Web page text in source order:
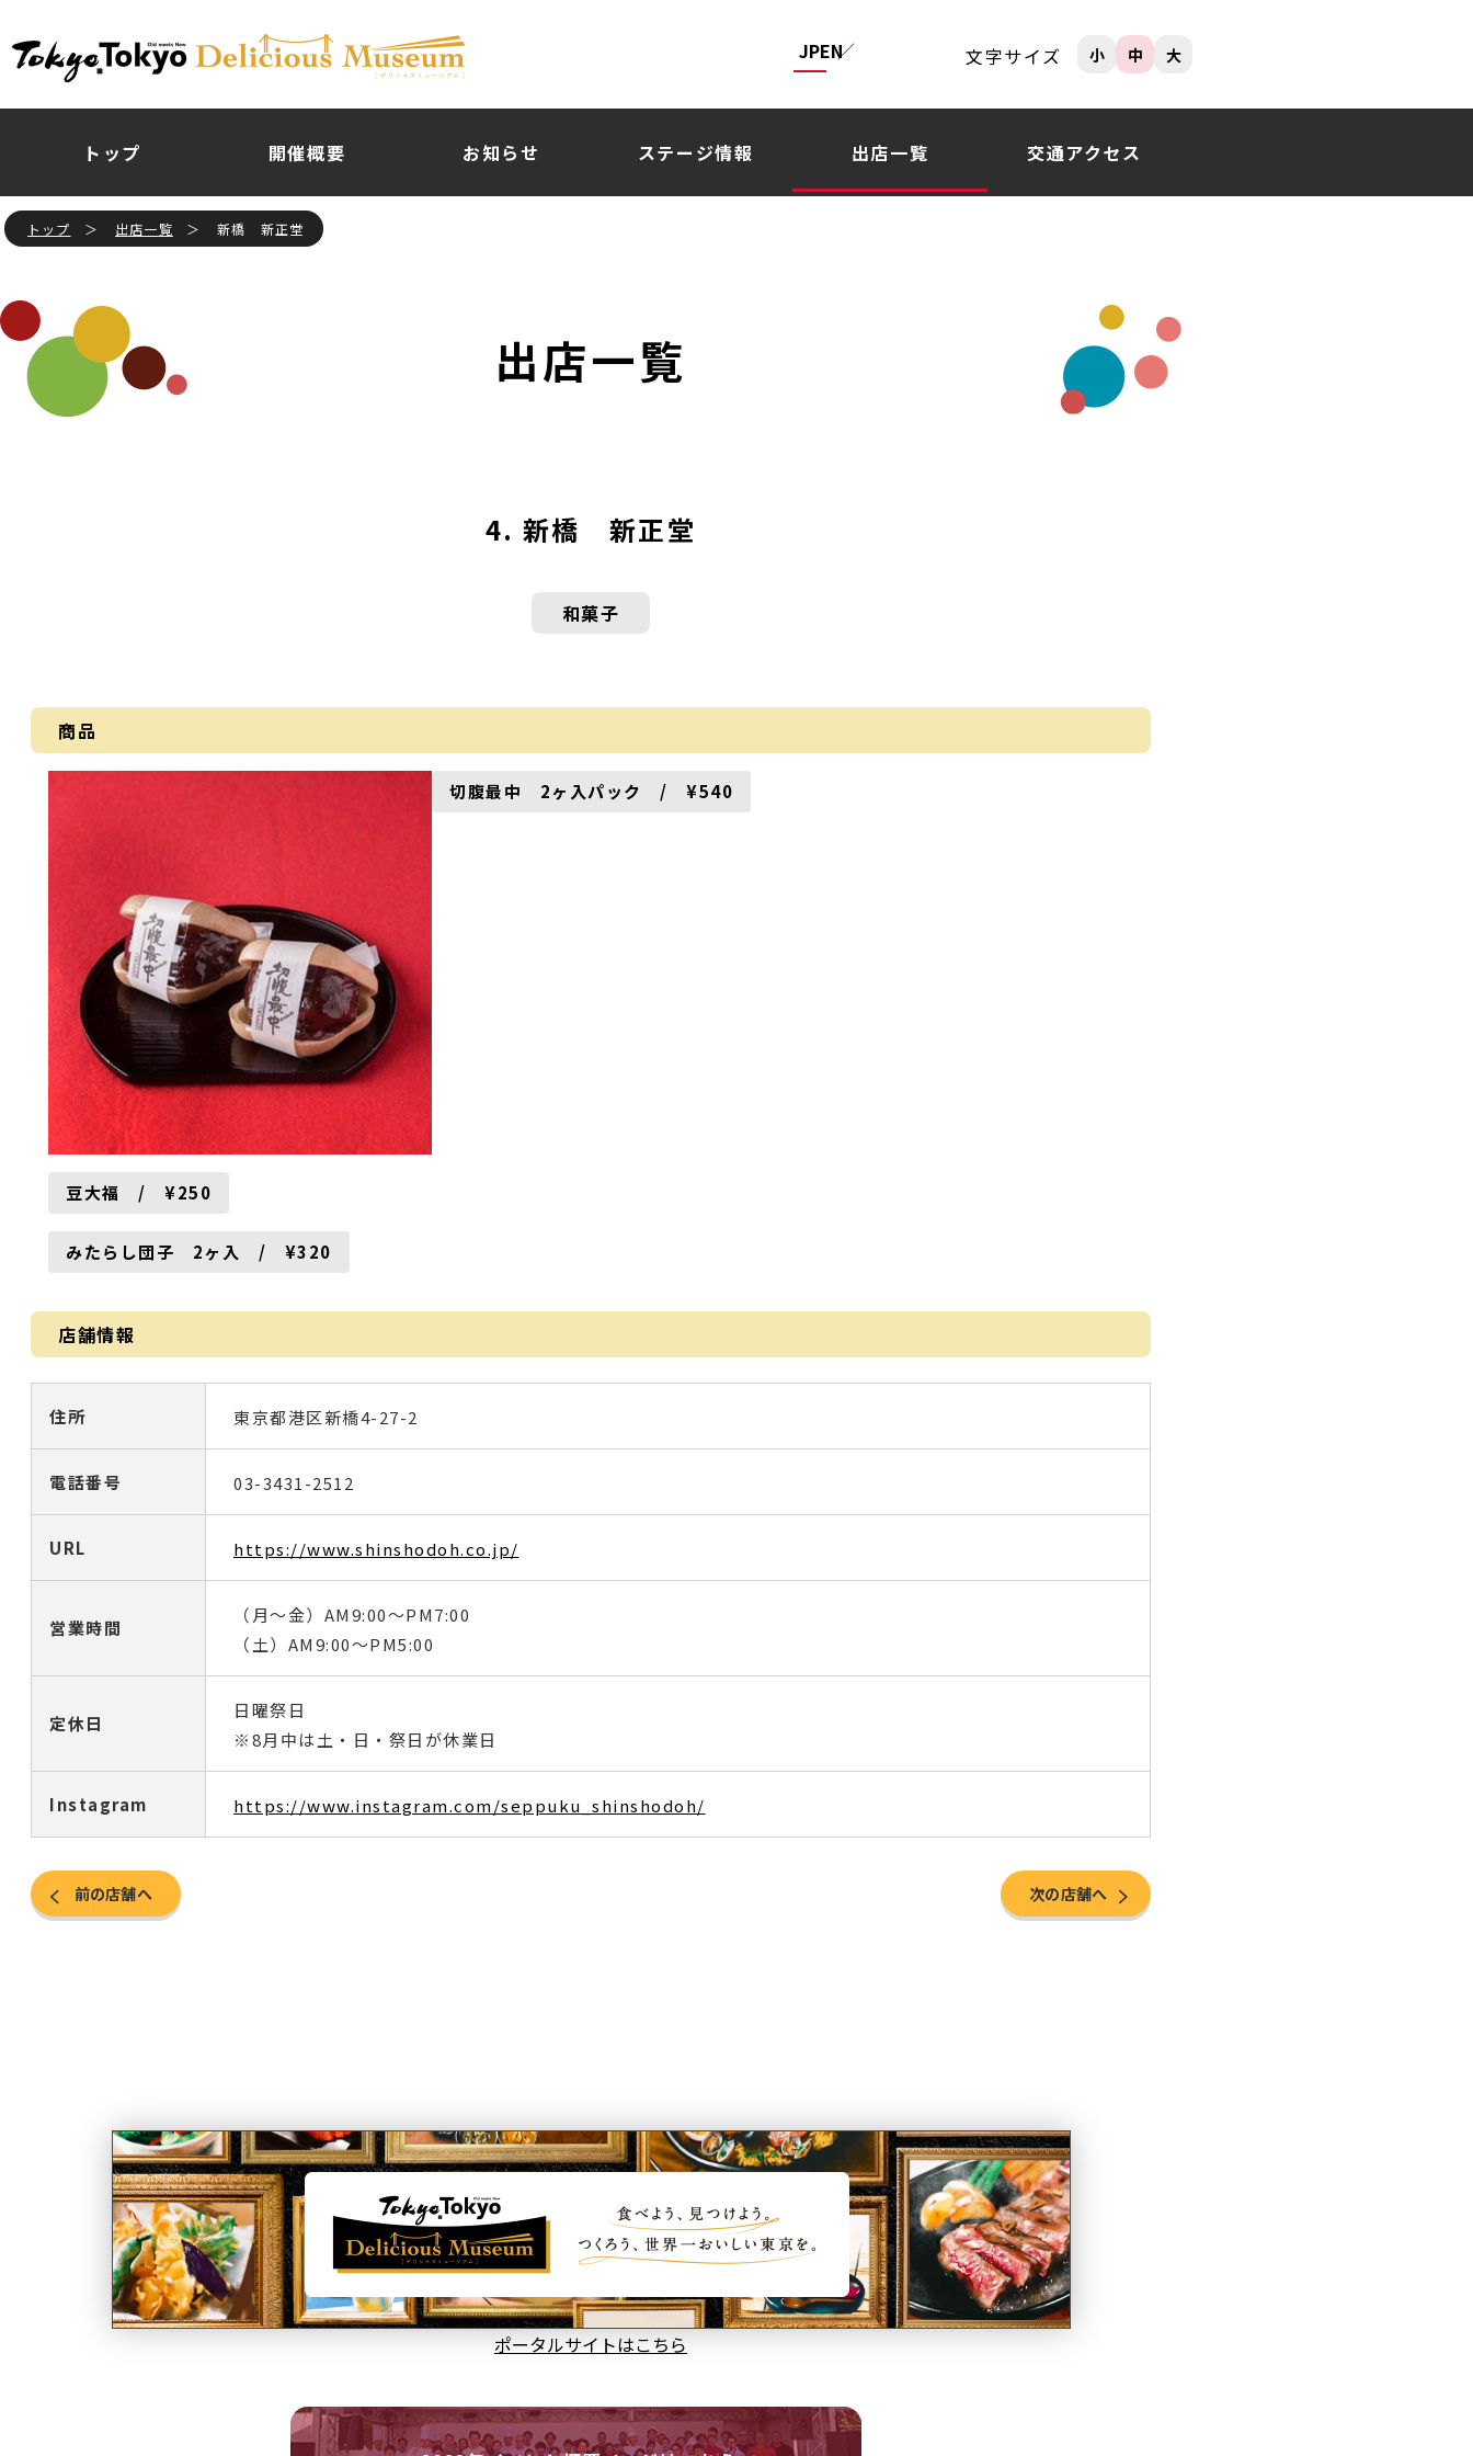
JPEN 文字サイズ 小 中 大
トップ 開催概要 お知らせ ステージ情報 出店一覧 交通アクセス
トップ 出店一覧 新橋 新正堂
出店一覧
4. 新橋 新正堂
和菓子
商品
切腹最中 2ヶ入パック / ¥540
豆大福 / ¥250
みたらし団子 2ヶ入 / ¥320
店舗情報
住所 東京都港区新橋4-27-2
電話番号 03-3431-2512
URL https://www.shinshodoh.co.jp/
営業時間
（月〜金）AM9:00〜PM7:00
（土）AM9:00〜PM5:00
定休日
日曜祭日
※8月中は土・日・祭日が休業日
Instagram https://www.instagram.com/seppuku_shinshodoh/
前の店舗へ 次の店舗へ
ポータルサイトはこちら